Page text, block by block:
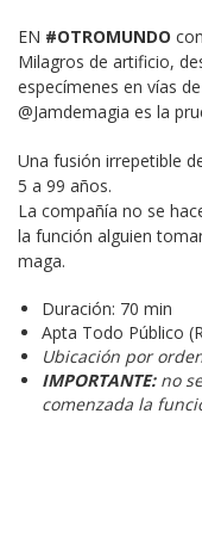
EN #OTROMUNDO
Milagros de artificio,
especímenes en vías
@Jamdemagia es la
Una fusión irrepetible
5 a 99 años.
La compañía no se
la función alguien
maga.
Duración: 70 min
Apta Todo Público
Ubicación por
IMPORTANTE: no
comenzada la